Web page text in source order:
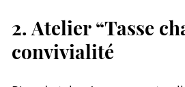
2. Atelier “Tasse
convivialité